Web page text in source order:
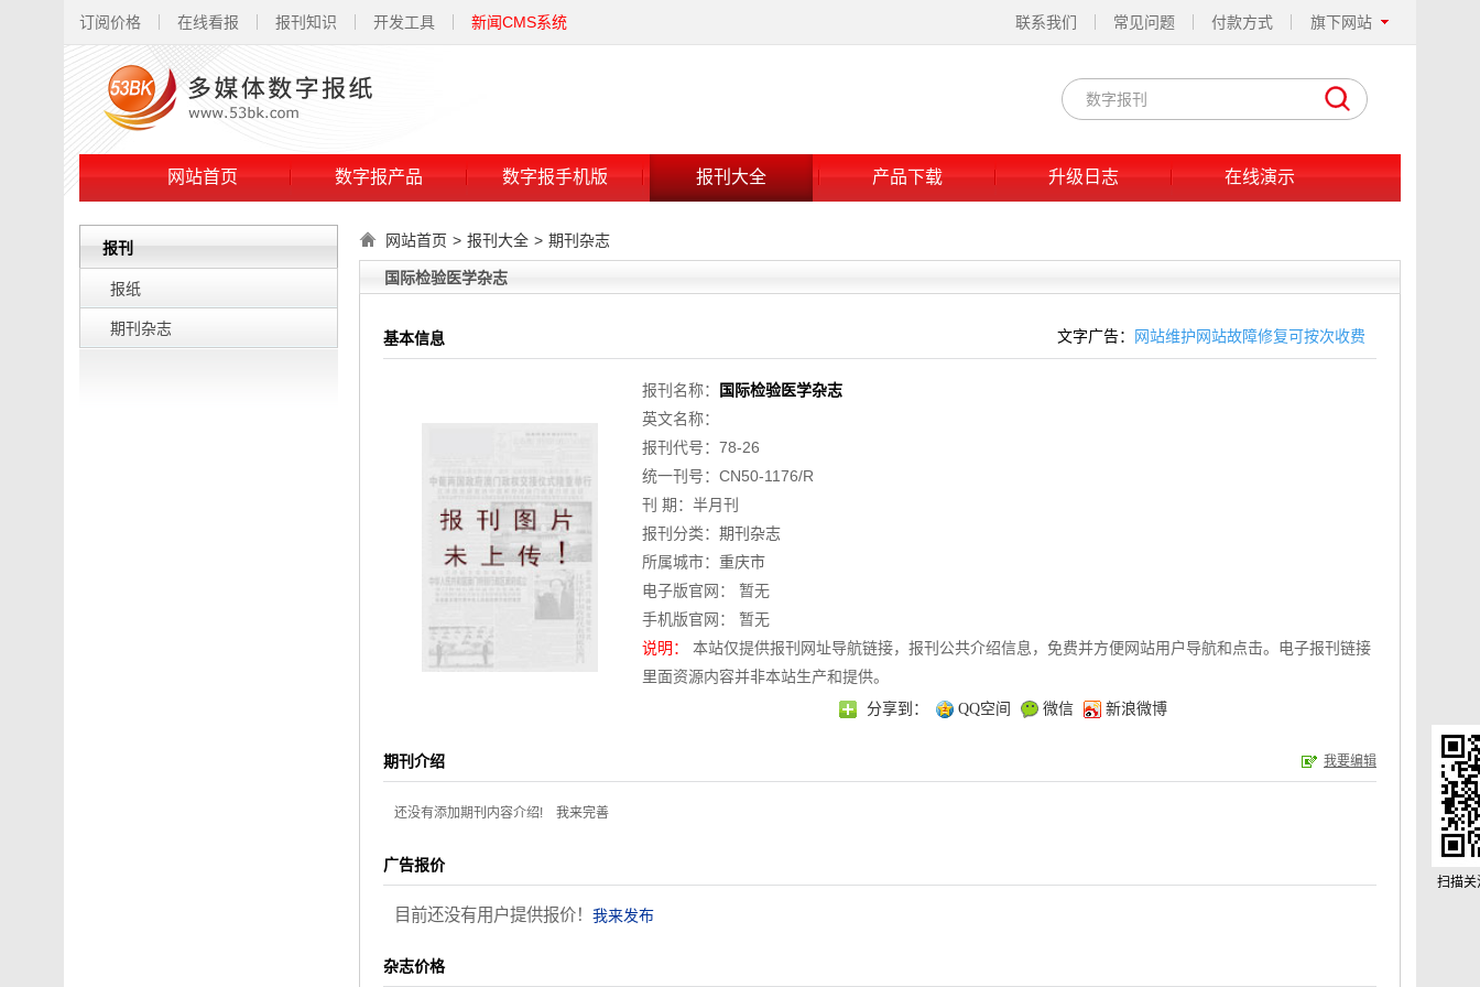
订阅价格 在线看报 报刊知识 开发工具 新闻CMS系统 旗下网站
付款方式
常见问题
联系我们
网站首页 数字报产品 数字报手机版 报刊大全 产品下载 升级日志 在线演示
报刊
报纸
期刊杂志
网站首页 > 报刊大全 > 期刊杂志
国际检验医学杂志
基本信息 文字广告： 网站维护网站故障修复可按次收费
报刊名称：
国际检验医学杂志
英文名称：
报刊代号：78-26
统一刊号：CN50-1176/R
刊 期：半月刊
报刊分类： 期刊杂志
所属城市： 重庆市
电子版官网： 暂无
手机版官网： 暂无
说明：
本站仅提供报刊网址导航链接，报刊公共介绍信息，免费并方便网站用户导航和点击。电子报刊链接
里面资源内容并非本站生产和提供。
分享到： QQ空间 微信 新浪微博
期刊介绍 我要编辑
还没有添加期刊内容介绍! 我来完善
广告报价
目前还没有用户提供报价！ 我来发布
杂志价格
扫描关